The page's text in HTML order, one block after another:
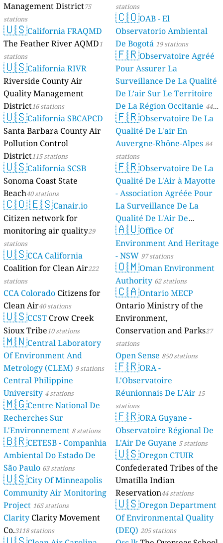
Management District75
stations
🇺🇸California FRAQMD
The Feather River AQMD1
stations
🇺🇸California RIVR
Riverside County Air
Quality Management
District16 stations
🇺🇸California SBCAPCD
Santa Barbara County Air
Pollution Control
District115 stations
🇺🇸California SCSB
Sonoma Coast State
Beach40 stations
🇨🇴🇪🇸Canair.io
Citizen network for
monitoring air quality29
stations
🇺🇸CCA California
Coalition for Clean Air222
stations
CCA Colorado Citizens for
Clean Air40 stations
🇺🇸CCST Crow Creek
Sioux Tribe10 stations
🇲🇳Central Laboratory
Of Environment And
Metrology (CLEM) 9 stations
Central Philippine
University 4 stations
🇲🇬Centre National De
Recherches Sur
L'Environnement 8 stations
🇧🇷CETESB - Companhia
Ambiental Do Estado De
São Paulo 63 stations
🇺🇸City Of Minneapolis
Community Air Monitoring
Project 165 stations
Clarity Clarity Movement
Co.3118 stations
stations
🇨🇴OAB - El
Observatorio Ambiental
De Bogotá 19 stations
🇫🇷Observatoire Agréé
Pour Assurer La
Surveillance De La Qualité
De L’air Sur Le Territoire
De La Région Occitanie 44
stations
🇫🇷Observatoire De La
Qualité De L'air En
Auvergne-Rhône-Alpes 84
stations
🇫🇷Observatoire De La
Qualité De L'Air à Mayotte
- Association Agréée Pour
La Surveillance De La
Qualité De L'Air De
Mayotte 4 stations
🇦🇺Office Of
Environment And Heritage
- NSW 97 stations
🇴🇲Oman Environment
Authority 62 stations
🇨🇦Ontario MECP
Ontario Ministry of the
Environment,
Conservation and Parks27
stations
Open Sense 850 stations
🇫🇷ORA -
L'Observatoire
Réunionnais De L’Air 15
stations
🇫🇷ORA Guyane -
Observatoire Régional De
L'Air De Guyane 5 stations
🇺🇸Oregon CTUIR
Confederated Tribes of the
Umatilla Indian
Reservation44 stations
🇺🇸Oregon Department
Of Environmental Quality
(DEQ) 205 stations